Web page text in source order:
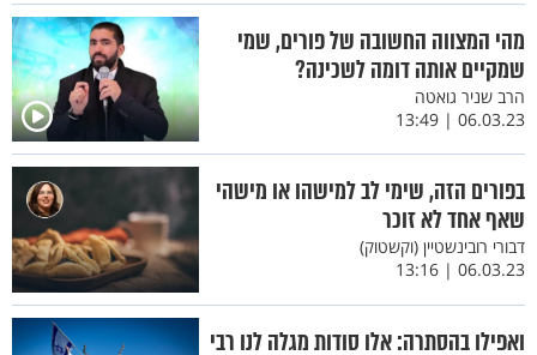
מהי המצווה החשובה של פורים, שמי
שמקיים אותה דומה לשכינה?
הרב שניר גואטה
06.03.23 | 13:49
בפורים הזה, שימי לב למישהו או מישהי
שאף אחד לא זוכר
דבורי רובינשטיין (וקשטוק)
06.03.23 | 13:16
ואפילו בהסתרה: אלו סודות מגלה לנו רבי